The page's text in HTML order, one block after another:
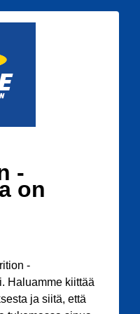
-
on
-
Haluamme kiittää
ja siitä, että